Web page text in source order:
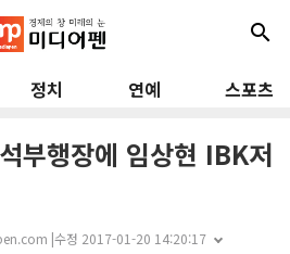
search
정치 연예 스포츠
부행장에 임상현 IBK저
|수정 2017-01-20 14:20:17